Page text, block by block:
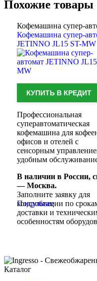
Похожие товары
Кофемашина супер-
Кофемашина супер-
JETINNO JL15 ST-MW
КУПИТЬ В КРЕДИТ
Профессиональная
суперавтоматическая
кофемашина для
офисов и отелей с
сенсорным
удобным
В наличии в России,
— Москва.
Заполните заявку для
консультации по
доставки и
особенностям
Подробнее
Каталог